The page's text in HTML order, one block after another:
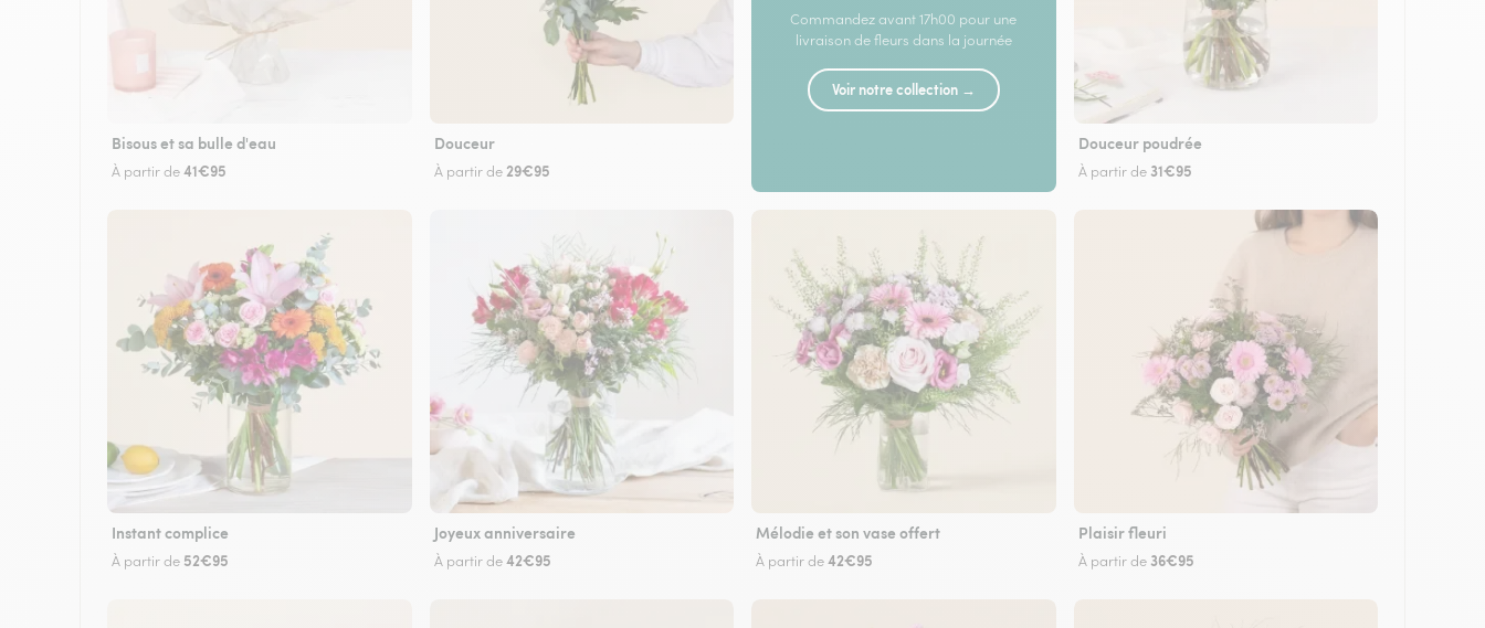
Bisous et sa bulle d'eau
À partir de41€95
Douceur
À partir de 29€95
Commandez avant 17h00 pour une
livraison de fleurs dans la journée
Voir notre collection →
Douceur poudrée
À partir de 31€95
Instant complice
À partir de 52€95
Joyeux anniversaire
À partir de42€95
Mélodie et son vase offert
À partir de42€95
Plaisir fleuri
À partir de 36€95